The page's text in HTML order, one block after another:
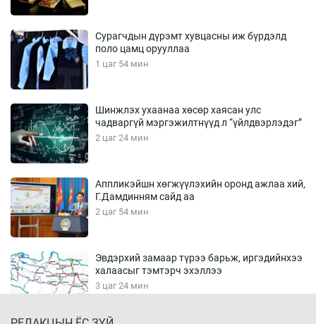
Сурагчдын дүрэмт хувцасны иж бүрдэлд
поло цамц орууллаа
1 цаг 54 мин
Шинжлэх ухаанаа хөсөр хаясан улс
чадваргүй мэргэжилтнүүд л “үйлдвэрлэдэг”
2 цаг 24 мин
Аппликэйшн хөгжүүлэхийн оронд ажлаа хий,
Г.Дамдинням сайд аа
2 цаг 54 мин
Эвдэрхий замаар түрээ барьж, иргэдийнхээ
халаасыг тэмтэрч эхэллээ
3 цаг 24 мин